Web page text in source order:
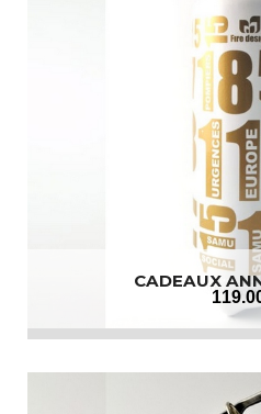
CADEAUX
119